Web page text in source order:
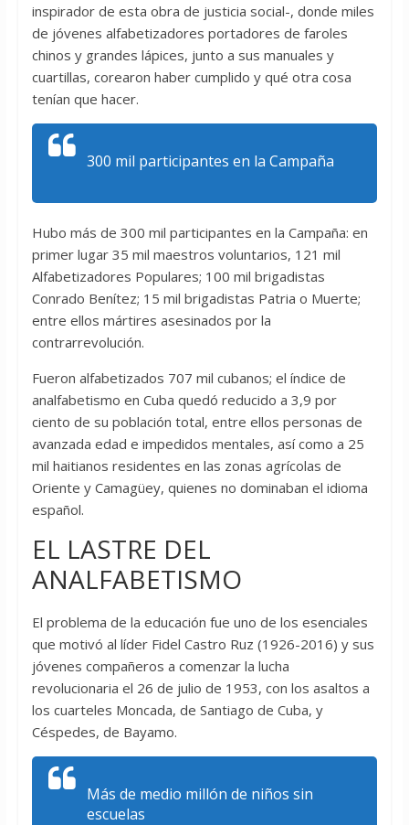
inspirador de esta obra de justicia social-, donde miles
de jóvenes alfabetizadores portadores de faroles
chinos y grandes lápices, junto a sus manuales y
cuartillas, corearon haber cumplido y qué otra cosa
tenían que hacer.
300 mil participantes en la Campaña
Hubo más de 300 mil participantes en la Campaña: en
primer lugar 35 mil maestros voluntarios, 121 mil
Alfabetizadores Populares; 100 mil brigadistas
Conrado Benítez; 15 mil brigadistas Patria o Muerte;
entre ellos mártires asesinados por la
contrarrevolución.
Fueron alfabetizados 707 mil cubanos; el índice de
analfabetismo en Cuba quedó reducido a 3,9 por
ciento de su población total, entre ellos personas de
avanzada edad e impedidos mentales, así como a 25
mil haitianos residentes en las zonas agrícolas de
Oriente y Camagüey, quienes no dominaban el idioma
español.
EL LASTRE DEL
ANALFABETISMO
El problema de la educación fue uno de los esenciales
que motivó al líder Fidel Castro Ruz (1926-2016) y sus
jóvenes compañeros a comenzar la lucha
revolucionaria el 26 de julio de 1953, con los asaltos a
los cuarteles Moncada, de Santiago de Cuba, y
Céspedes, de Bayamo.
Más de medio millón de niños sin
escuelas